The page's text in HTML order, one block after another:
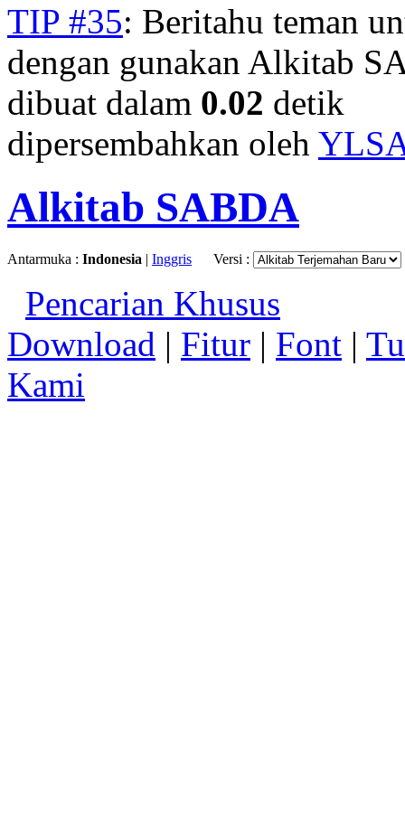
TIP #35: Beritahu teman
dengan gunakan Alkitab
dibuat dalam 0.02 detik
dipersembahkan oleh
Alkitab SABDA
Antarmuka : Indonesia | Inggris Versi :
Pencarian Khusus
Download | Fitur | Font |
Kami